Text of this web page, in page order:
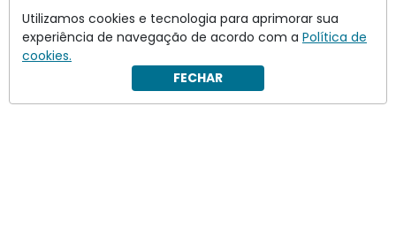
Utilizamos cookies e tecnologia para aprimorar sua
experiência de navegação de acordo com a Política de
cookies.
FECHAR